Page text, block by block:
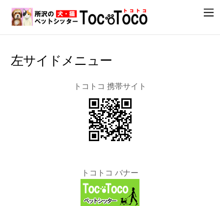
左サイドメニュー
トコトコ 携帯サイト
トコトコ バナー